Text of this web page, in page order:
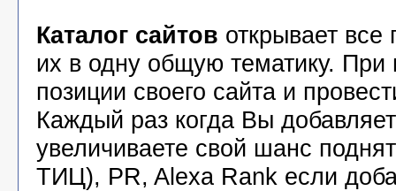
Каталог сайтов открывает все
их в одну общую тематику.
позиции своего сайта и
Каждый раз когда Вы
увеличиваете свой шанс
ТИЦ), PR, Alexa Rank если